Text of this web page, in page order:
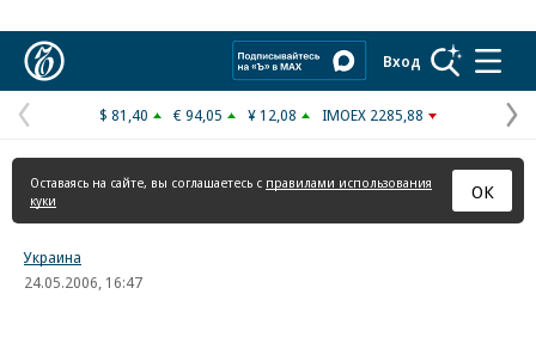
Вход
Предыдущая
страница
$ 81,40 € 94,05 ¥ 12,08 IMOEX 2285,88
Оставаясь на сайте, вы соглашаетесь с правилами использования
куки
ОК
Украина
24.05.2006, 16:47